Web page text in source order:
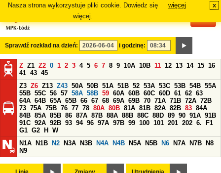
Nasza strona wykorzystuje pliki cookie. Dowiedz się
więcej.
więcej x
Sprawdź rozkład na dzień: i godzinę:
Z Z1 Z2 0 1 2 3 4 5 6 7 8 9 10A 10B 11 12 13 14 15 16
41 43 45
Z3 Z6 Z13 Z43 50A 50B 51A 51B 52 53A 53C 53B 54B 55A
55B 55C 56 57 58A 58B 59 60A 60B 60C 60D 61 62 63
64A 64B 65A 65B 66 67 68 69A 69B 70 71A 71B 72A 72B
73 75A 75B 76 77 78 80A 80B 81A 81B 82A 82B 83 84A
84B 85A 85B 86 87A 87B 88A 88B 88C 88D 89 90 91A 91B
91C 92A 92B 93 94 96 97A 97B 99 100 101 201 202 6.
F1
G1 G2 H
W
N1A
N1B N2 N3A N3B N4A N4B N5A N5B N6 N7A N7B
N8
N9